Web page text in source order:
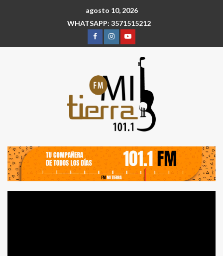
agosto 10, 2026
WHATSAPP: 3571515212